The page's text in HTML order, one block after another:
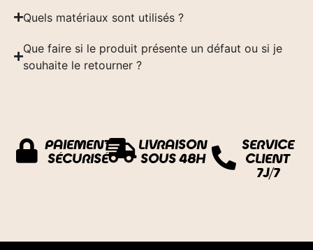
Quels matériaux sont utilisés ?
Que faire si le produit présente un défaut ou si je
souhaite le retourner ?
PAIEMENT
SÉCURISÉ
LIVRAISON
SOUS 48H
SERVICE
CLIENT
7J/7